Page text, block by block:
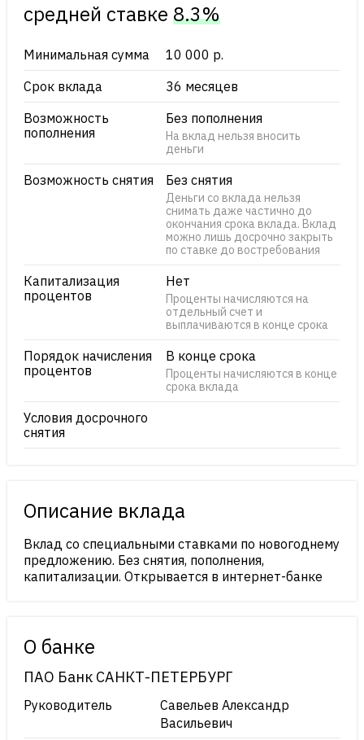
cредней ставке 8.3%
Минимальная сумма
10 000 р.
Срок вклада
36 месяцев
Возможность
пополнения
Без пополнения
На вклад нельзя вносить
деньги
Возможность снятия Без снятия
Деньги со вклада нельзя
снимать даже частично до
окончания срока вклада. Вклад
можно лишь досрочно закрыть
по ставке до востребования
Капитализация
процентов
Нет
Проценты начисляются на
отдельный счет и
выплачиваются в конце срока
Порядок начисления
процентов
В конце срока
Проценты начисляются в конце
срока вклада
Условия досрочного
снятия
Описание вклада
Вклад со специальными ставками по новогоднему
предложению. Без снятия, пополнения,
капитализации. Открывается в интернет-банке
О банке
ПАО Банк САНКТ-ПЕТЕРБУРГ
Руководитель
Савельев Александр
Васильевич